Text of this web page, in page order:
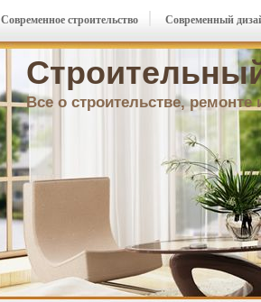
Все о строительстве, ремонте
Современное строительство Современный